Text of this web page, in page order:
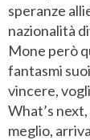
speranze
nazionalità
Mone però
fantasmi
vincere,
What’s
meglio,